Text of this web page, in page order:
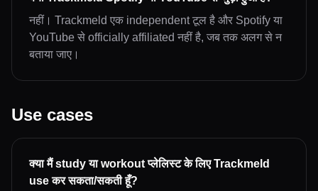
नहीं। Trackmeld एक independent टूल है और Spotify या
YouTube से officially affiliated नहीं है, जब तक अलग से न
बताया जाए।
Use cases
क्या मैं study या workout प्लेलिस्ट के लिए Trackmeld
use कर सकता/सकती हूँ?